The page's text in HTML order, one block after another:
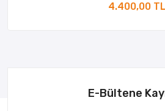
4.400,00 TL
E-Bültene